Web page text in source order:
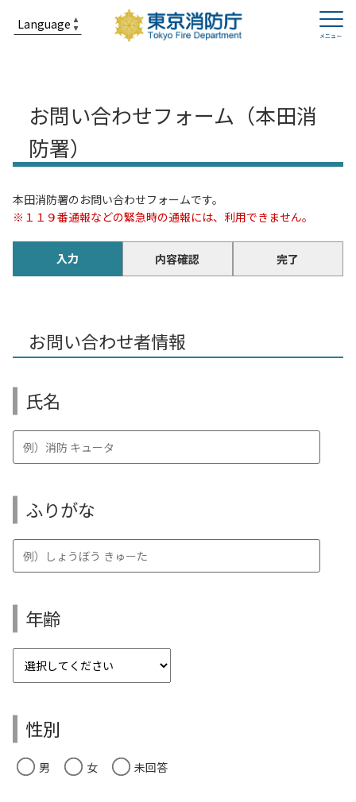
お問い合わせフォーム（本田消
防署）
本田消防署のお問い合わせフォームです。
※１１９番通報などの緊急時の通報には、利用できません。
入力 内容確認 完了
お問い合わせ者情報
氏名
ふりがな
年齢
性別
男 女 未回答